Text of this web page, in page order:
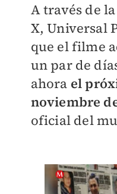
A través de
X, Universal
que el filme
un par de
ahora el
noviembre
oficial del